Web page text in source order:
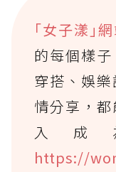
｢女子漾｣
的每個樣
穿搭、娛
情分享，
入成
https://